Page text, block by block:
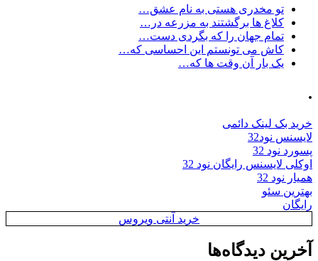
تو مخدری هستی به نام عشق…
کلاغ ها برگشتند به مزرعه در…
تمام جهان را که بگردی دست…
کاش می تونستم این احساسی که…
یک بار آن وقت ها که…
.
خرید بک لینک دائمی
لایسنس نود32
پسورد نود 32
اوکلی لایسنس رایگان نود 32
همیار نود 32
بهترین سئو
رایگان
خرید آنتی ویروس
آخرین دیدگاه‌ها